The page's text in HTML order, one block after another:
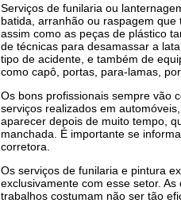
Serviços de funilaria ou
batida, arranhão ou raspagem
assim como as peças de plástico
de técnicas para desamassar a
tipo de acidente, e também de
como capô, portas, para-lamas,
Os bons profissionais sempre vão
serviços realizados em
aparecer depois de muito tempo,
manchada. É importante se
corretora.
Os serviços de funilaria e pintura
exclusivamente com esse setor.
trabalhos costumam não ser tão